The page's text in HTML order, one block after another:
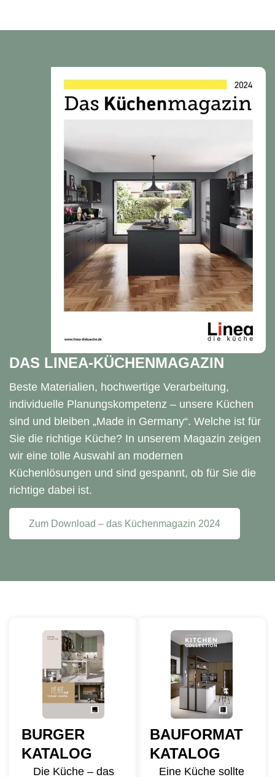
DAS LINEA-KÜCHENMAGAZIN
Beste Materialien, hochwertige Verarbeitung,
individuelle Planungskompetenz – unsere Küchen
sind und bleiben „Made in Germany“. Welche ist für
Sie die richtige Küche? In unserem Magazin zeigen
wir eine tolle Auswahl an modernen
Küchenlösungen und sind gespannt, ob für Sie die
richtige dabei ist.
Zum Download – das Küchenmagazin 2024
BURGER
KATALOG
Die Küche – das
BAUFORMAT
KATALOG
Eine Küche sollte